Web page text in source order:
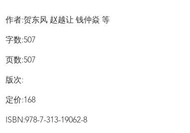
作者:贺东风 赵越让 钱仲焱 等
字数:507
页数:507
版次:
定价:168
ISBN:978-7-313-19062-8